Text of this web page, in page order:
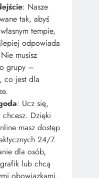
: Nasze
tak, abyś
tempie,
odpowiada
musisz
grupy –
co jest dla
: Ucz się,
Dzięki
masz dostęp
24/7.
dla osób,
lub chcą
obowiązkami.